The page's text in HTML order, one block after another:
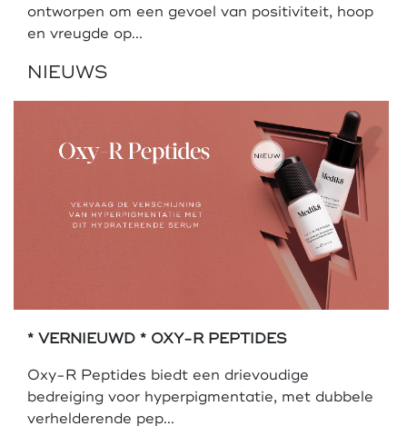
ontworpen om een gevoel van positiviteit, hoop
en vreugde op...
NIEUWS
* VERNIEUWD * OXY-R PEPTIDES
Oxy-R Peptides biedt een drievoudige
bedreiging voor hyperpigmentatie, met dubbele
verhelderende pep...